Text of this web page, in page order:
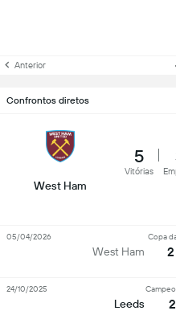
Anterior
Confrontos diretos
West Ham
5
Vitórias
West Ham
Copa
05/04/2026
Leeds
24/10/2025